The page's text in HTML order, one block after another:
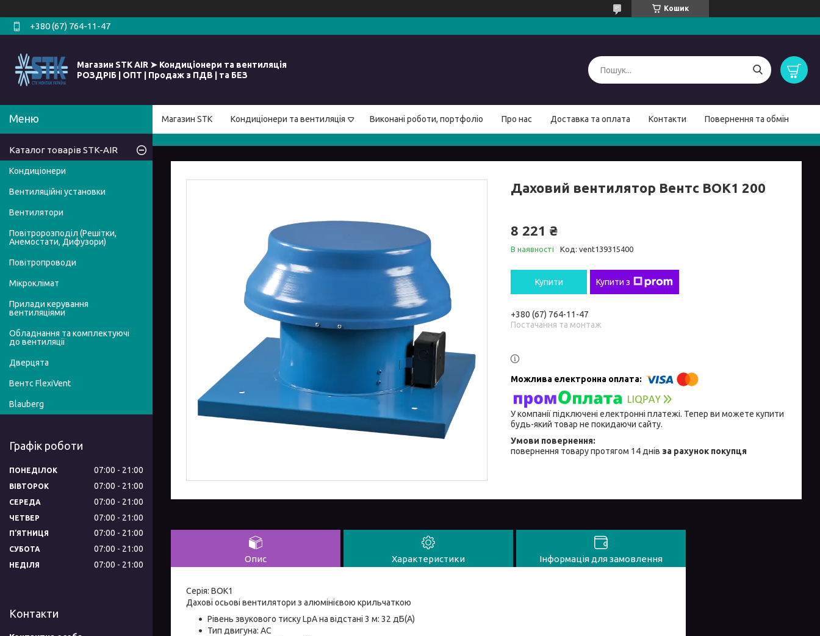
Кошик
+380 (67) 764-11-47
Магазин STK AIR ➤ Кондиціонери та вентиляція
РОЗДРІБ | ОПТ | Продаж з ПДВ | та БЕЗ
Магазин STK Кондиціонери та вентиляція Виконані роботи, портфоліо Про нас Доставка та оплата Контакти Повернення та обмін
Даховий вентилятор Вентс ВОК1 200
8 221 ₴
В наявності Код: vent139315400
Купити Купити з
+380 (67) 764-11-47
Постачання та монтаж
У компанії підключені електронні платежі. Тепер ви можете купити
будь-який товар не покидаючи сайту.
повернення товару протягом 14 днів за рахунок покупця
Опис Характеристики Інформація для замовлення
Серія: ВОК1
Дахові осьові вентилятори з алюмінієвою крильчаткою
Рівень звукового тиску LpA на відстані 3 м: 32 дБ(А)
Тип двигуна: AC
Каталог товарів STK-AIR
Кондиціонери
Вентиляційні установки
Вентилятори
Повітророзподіл (Решітки,
Анемостати, Дифузори)
Повітропроводи
Мікроклімат
Прилади керування
вентиляціями
Обладнання та комплектуючі
до вентиляції
Дверцята
Вентс FlexiVent
Blauberg
Графік роботи
ПОНЕДІЛОК 07:00 21:00
ВІВТОРОК 07:00 21:00
СЕРЕДА 07:00 21:00
ЧЕТВЕР 07:00 21:00
ПʼЯТНИЦЯ 07:00 21:00
СУБОТА 07:00 21:00
НЕДІЛЯ 07:00 21:00
Контакти